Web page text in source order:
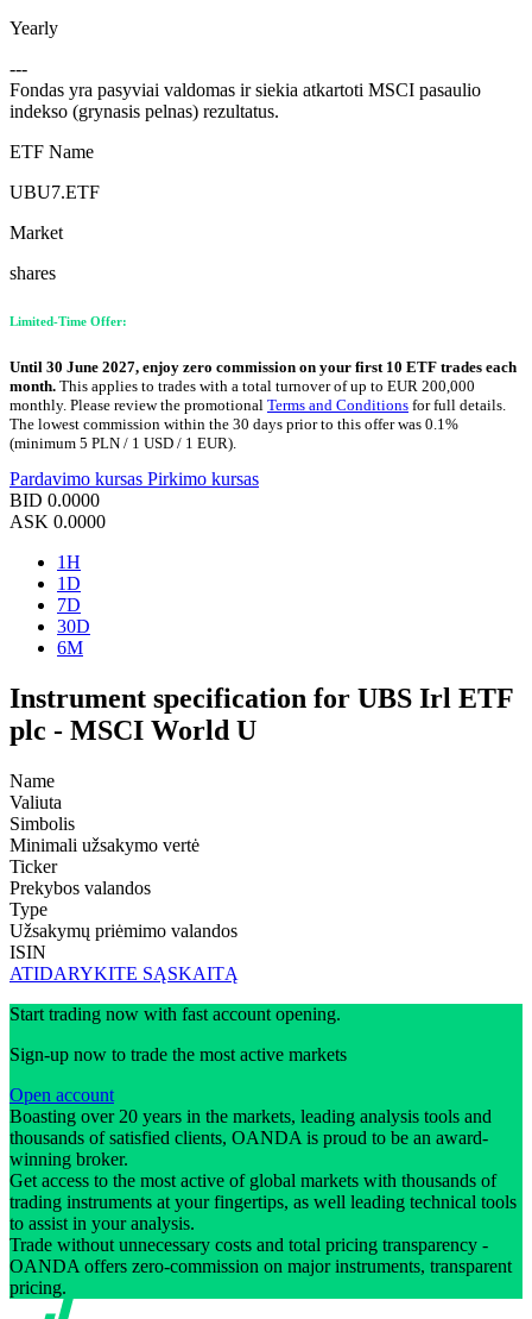
Yearly
---
Fondas yra pasyviai valdomas ir siekia atkartoti MSCI pasaulio
indekso (grynasis pelnas) rezultatus.
ETF Name
UBU7.ETF
Market
shares
Limited-Time Offer:
Until 30 June 2027, enjoy zero commission on your first 10 ETF trades each
month. This applies to trades with a total turnover of up to EUR 200,000
monthly. Please review the promotional Terms and Conditions for full details.
The lowest commission within the 30 days prior to this offer was 0.1%
(minimum 5 PLN / 1 USD / 1 EUR).
Pardavimo kursas Pirkimo kursas
BID 0.0000
ASK 0.0000
1H
1D
7D
30D
6M
Instrument specification for UBS Irl ETF
plc - MSCI World U
Name
Valiuta
Simbolis
Minimali užsakymo vertė
Ticker
Prekybos valandos
Type
Užsakymų priėmimo valandos
ISIN
ATIDARYKITE SĄSKAITĄ
Start trading now with fast account opening.
Sign-up now to trade the most active markets
Open account
Boasting over 20 years in the markets, leading analysis tools and
thousands of satisfied clients, OANDA is proud to be an award-
winning broker.
Get access to the most active of global markets with thousands of
trading instruments at your fingertips, as well leading technical tools
to assist in your analysis.
Trade without unnecessary costs and total pricing transparency -
OANDA offers zero-commission on major instruments, transparent
pricing.